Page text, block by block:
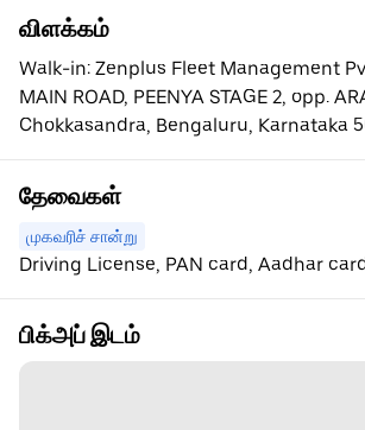
விளக்கம்
Walk-in: Zenplus Fleet Management
MAIN ROAD, PEENYA STAGE 2, opp.
Chokkasandra, Bengaluru, Karnataka
தேவைகள்
முகவரிச் சான்று
Driving License, PAN card, Aadhar
பிக்அப் இடம்